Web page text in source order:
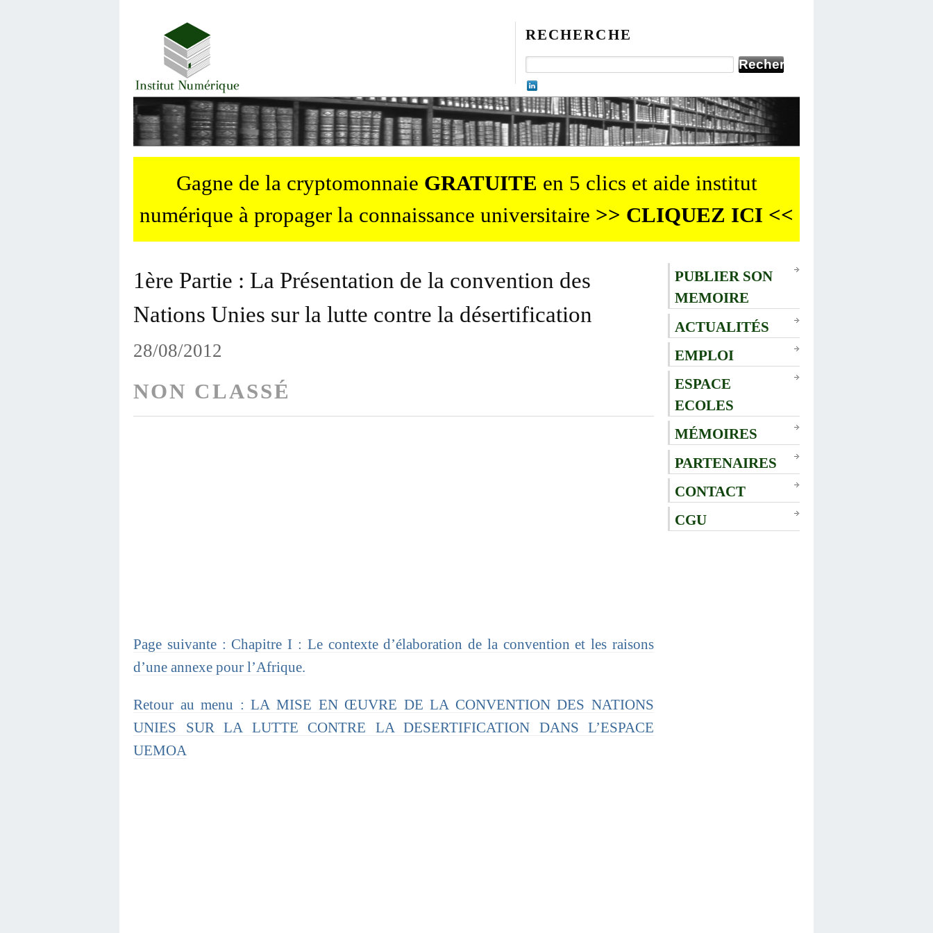
RECHERCHE
Gagne de la cryptomonnaie GRATUITE en 5 clics et aide institut
numérique à propager la connaissance universitaire >> CLIQUEZ ICI <<
1ère Partie : La Présentation de la convention des
Nations Unies sur la lutte contre la désertification
28/08/2012
NON CLASSÉ
Page suivante : Chapitre I : Le contexte d’élaboration de la convention et les raisons
d’une annexe pour l’Afrique.
Retour au menu : LA MISE EN ŒUVRE DE LA CONVENTION DES NATIONS
UNIES SUR LA LUTTE CONTRE LA DESERTIFICATION DANS L’ESPACE
UEMOA
PUBLIER SON
MEMOIRE
ACTUALITÉS
EMPLOI
ESPACE
ECOLES
MÉMOIRES
PARTENAIRES
CONTACT
CGU